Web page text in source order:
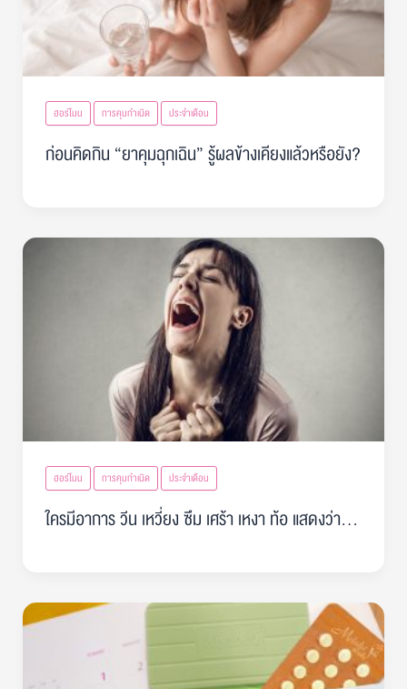
ฮอร์โมน การคุมกำเนิด ประจำเดือน
ก่อนคิดกิน “ยาคุมฉุกเฉิน” รู้ผลข้างเคียงแล้วหรือยัง?
ฮอร์โมน การคุมกำเนิด ประจำเดือน
ใครมีอาการ วีน เหวี่ยง ซึม เศร้า เหงา ท้อ แสดงว่า…